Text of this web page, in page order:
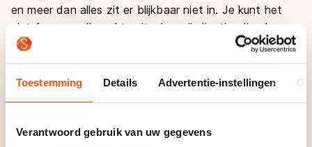
Toestemming Details Advertentie-instellingen
Verantwoord gebruik van uw gegevens
en meer dan alles zit er blijkbaar niet in. Je kunt het
niet forceren. Ik raakte uit m'n coördinatie, die al ver
te zoeken was op dat moment."
Desondanks was de 26-jarige Nuis tevreden met zijn
dat ik lekker onbevangen richting het NK zou gaan.